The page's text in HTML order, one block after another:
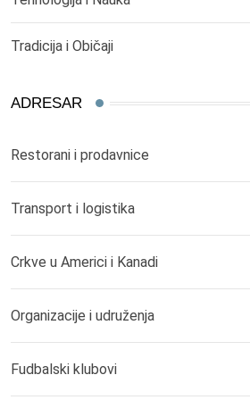
Tradicija i Običaji
ADRESAR
Restorani i prodavnice
Transport i logistika
Crkve u Americi i Kanadi
Organizacije i udruženja
Fudbalski klubovi